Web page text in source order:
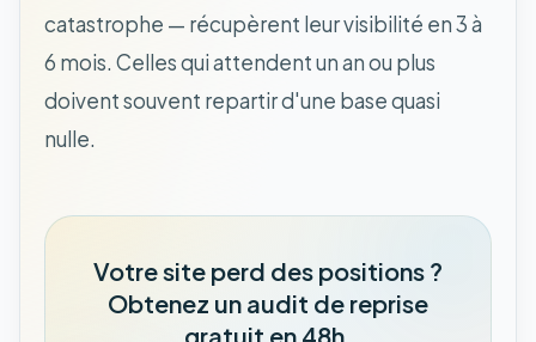
catastrophe — récupèrent leur visibilité en 3 à
6 mois. Celles qui attendent un an ou plus
doivent souvent repartir d'une base quasi
nulle.
Votre site perd des positions ?
Obtenez un audit de reprise
gratuit en 48h.